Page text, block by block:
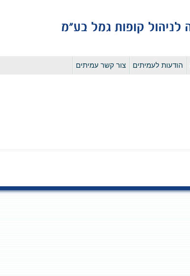
לדלג
הודעות לעמיתים צור קשר עמיתים